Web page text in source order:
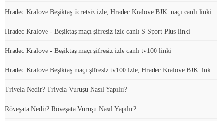
Hradec Kralove Beşiktaş ücretsiz izle, Hradec Kralove BJK maçı canlı linki
Hradec Kralove - Beşiktaş maçı şifresiz izle canlı S Sport Plus linki
Hradec Kralove - Beşiktaş maçı şifresiz izle canlı tv100 linki
Hradec Kralove Beşiktaş maçı şifresiz tv100 izle, Hradec Kralove BJK link
Trivela Nedir? Trivela Vuruşu Nasıl Yapılır?
Röveşata Nedir? Röveşata Vuruşu Nasıl Yapılır?